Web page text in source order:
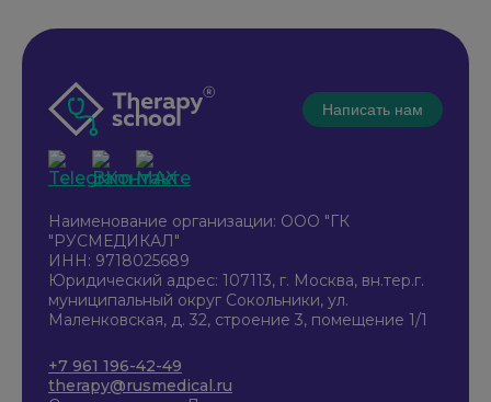
Написать нам
Наименование организации: ООО "ГК
"РУСМЕДИКАЛ"
ИНН: 9718025689
Юридический адрес: 107113, г. Москва, вн.тер.г.
муниципальный округ Сокольники, ул.
Маленковская, д. 32, строение 3, помещение 1/1
+7 961 196-42-49
therapy@rusmedical.ru